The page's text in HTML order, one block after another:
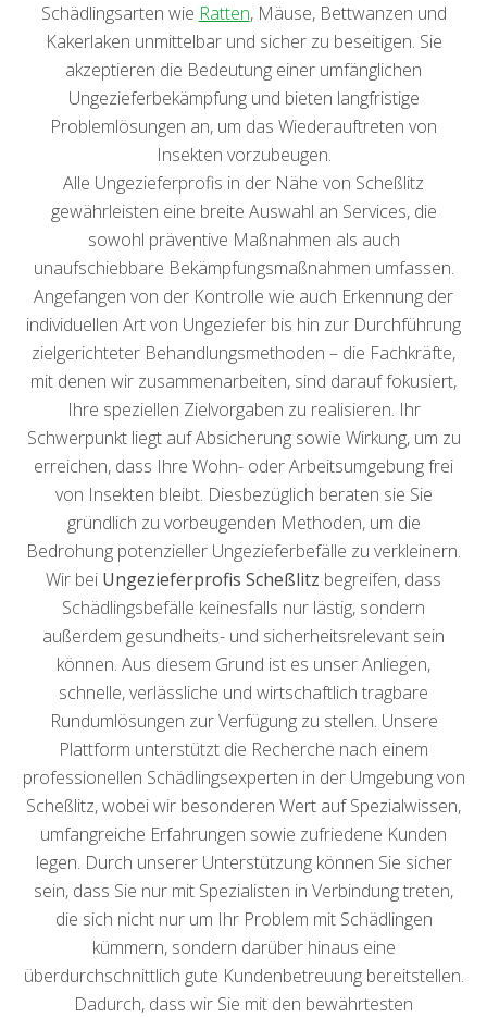
Schädlingsarten wie Ratten, Mäuse, Bettwanzen und
Kakerlaken unmittelbar und sicher zu beseitigen. Sie
akzeptieren die Bedeutung einer umfänglichen
Ungezieferbekämpfung und bieten langfristige
Problemlösungen an, um das Wiederauftreten von
Insekten vorzubeugen.
Alle Ungezieferprofis in der Nähe von Scheßlitz
gewährleisten eine breite Auswahl an Services, die
sowohl präventive Maßnahmen als auch
unaufschiebbare Bekämpfungsmaßnahmen umfassen.
Angefangen von der Kontrolle wie auch Erkennung der
individuellen Art von Ungeziefer bis hin zur Durchführung
zielgerichteter Behandlungsmethoden – die Fachkräfte,
mit denen wir zusammenarbeiten, sind darauf fokusiert,
Ihre speziellen Zielvorgaben zu realisieren. Ihr
Schwerpunkt liegt auf Absicherung sowie Wirkung, um zu
erreichen, dass Ihre Wohn- oder Arbeitsumgebung frei
von Insekten bleibt. Diesbezüglich beraten sie Sie
gründlich zu vorbeugenden Methoden, um die
Bedrohung potenzieller Ungezieferbefälle zu verkleinern.
Wir bei Ungezieferprofis Scheßlitz begreifen, dass
Schädlingsbefälle keinesfalls nur lästig, sondern
außerdem gesundheits- und sicherheitsrelevant sein
können. Aus diesem Grund ist es unser Anliegen,
schnelle, verlässliche und wirtschaftlich tragbare
Rundumlösungen zur Verfügung zu stellen. Unsere
Plattform unterstützt die Recherche nach einem
professionellen Schädlingsexperten in der Umgebung von
Scheßlitz, wobei wir besonderen Wert auf Spezialwissen,
umfangreiche Erfahrungen sowie zufriedene Kunden
legen. Durch unserer Unterstützung können Sie sicher
sein, dass Sie nur mit Spezialisten in Verbindung treten,
die sich nicht nur um Ihr Problem mit Schädlingen
kümmern, sondern darüber hinaus eine
überdurchschnittlich gute Kundenbetreuung bereitstellen.
Dadurch, dass wir Sie mit den bewährtesten